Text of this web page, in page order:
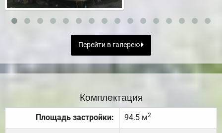
Перейти в галерею
Комплектация
Площадь застройки: 94.5 м2